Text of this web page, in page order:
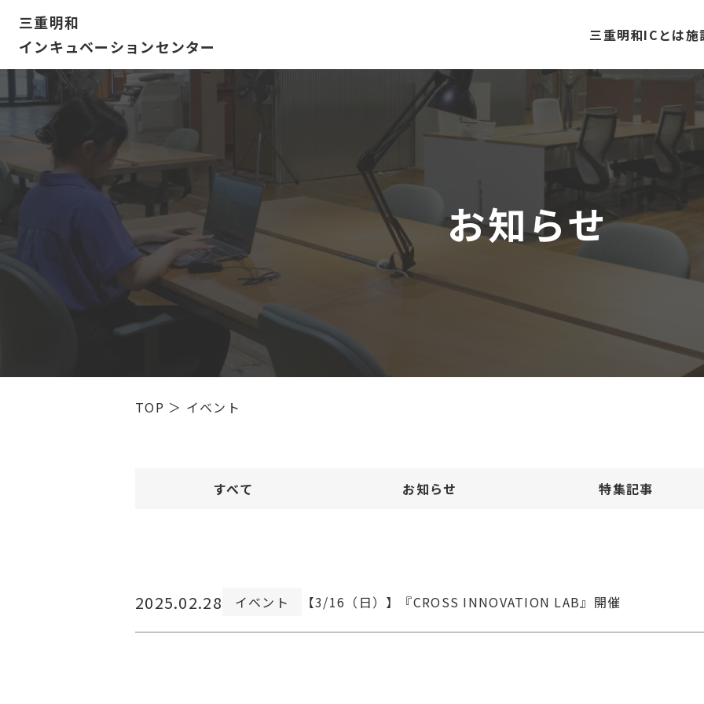
三重明和
インキュベーションセンター
三重明和ICとは施
お知らせ
TOP ＞ イベント
すべて お知らせ 特集記事
2025.02.28 イベント 【3/16（日）】『CROSS INNOVATION LAB』開催